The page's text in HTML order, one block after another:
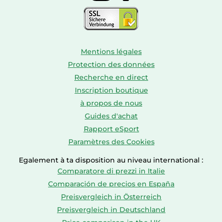
Mentions légales
Protection des données
Recherche en direct
Inscription boutique
à propos de nous
Guides d'achat
Rapport eSport
Paramètres des Cookies
Egalement à ta disposition au niveau international :
Comparatore di prezzi in Italie
Comparación de precios en España
Preisvergleich in Österreich
Preisvergleich in Deutschland